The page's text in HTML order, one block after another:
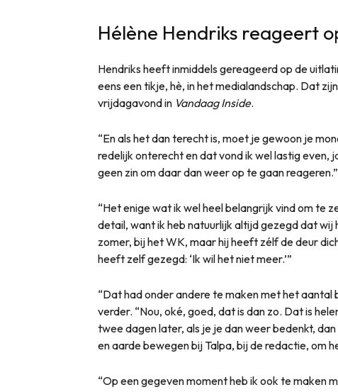
Hélène Hendriks reageert
Hendriks heeft inmiddels gereageerd op de
eens een tikje, hè, in het medialandschap. Dat
vrijdagavond in Vandaag Inside.
“En als het dan terecht is, moet je gewoon je
redelijk onterecht en dat vond ik wel lastig even,
geen zin om daar dan weer op te gaan reageren.”
“Het enige wat ik wel heel belangrijk vind om te
detail, want ik heb natuurlijk altijd gezegd dat wij
zomer, bij het WK, maar hij heeft zélf de deur
heeft zelf gezegd: ‘Ik wil het niet meer.’”
“Dat had onder andere te maken met het
verder. “Nou, oké, goed, dat is dan zo. Dat is
twee dagen later, als je je dan weer bedenkt,
en aarde bewegen bij Talpa, bij de redactie, om
“Op een gegeven moment heb ik ook te maken